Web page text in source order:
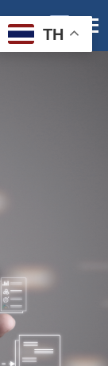
TH